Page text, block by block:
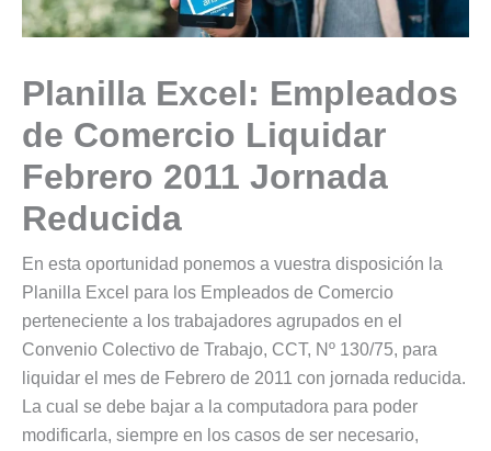
Planilla Excel: Empleados
de Comercio Liquidar
Febrero 2011 Jornada
Reducida
En esta oportunidad ponemos a vuestra disposición la
Planilla Excel para los Empleados de Comercio
perteneciente a los trabajadores agrupados en el
Convenio Colectivo de Trabajo, CCT, Nº 130/75, para
liquidar el mes de Febrero de 2011 con jornada reducida.
La cual se debe bajar a la computadora para poder
modificarla, siempre en los casos de ser necesario,